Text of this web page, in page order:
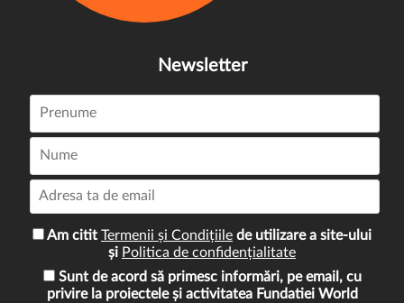
Newsletter
Am citit Termenii și Condițiile de utilizare a site-ului
și Politica de confidențialitate
Sunt de acord să primesc informări, pe email, cu
privire la proiectele și activitatea Fundatiei World